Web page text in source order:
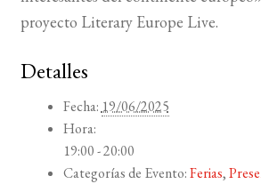
proyecto Literary Europe Live.
Detalles
Fecha: 19/06/2025
Hora:
19:00 - 20:00
Categorías de Evento:Ferias,